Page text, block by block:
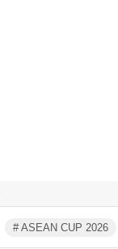
# ASEAN CUP 2026